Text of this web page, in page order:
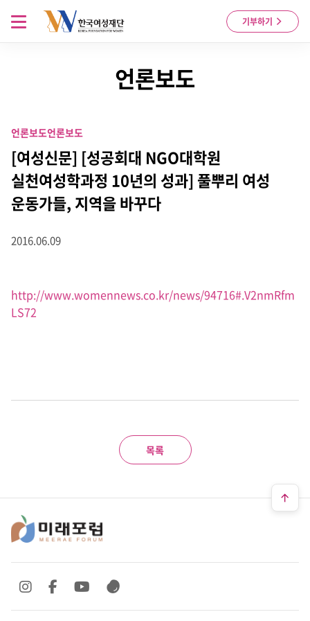
Skip to content
기부하기
메뉴 열기
언론보도
언론보도언론보도
[여성신문] [성공회대 NGO대학원
실천여성학과정 10년의 성과] 풀뿌리 여성
운동가들, 지역을 바꾸다
2016.06.09
http://www.womennews.co.kr/news/94716#.V2nmRfm
LS72
목록
SNS 바로가기
SNS 바로가기SNS 바로가기
SNS 바로가기